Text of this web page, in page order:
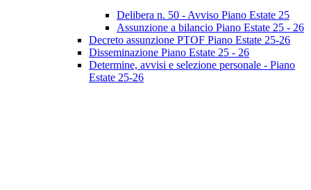
Delibera n. 50 - Avviso Piano Estate 25
Assunzione a bilancio Piano Estate 25 - 26
Decreto assunzione PTOF Piano Estate 25-26
Disseminazione Piano Estate 25 - 26
Determine, avvisi e selezione personale - Piano
Estate 25-26